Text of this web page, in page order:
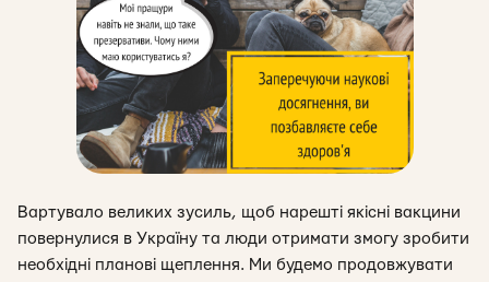
Вартувало великих зусиль, щоб нарешті якісні вакцини
повернулися в Україну та люди отримати змогу зробити
необхідні планові щеплення. Ми будемо продовжувати